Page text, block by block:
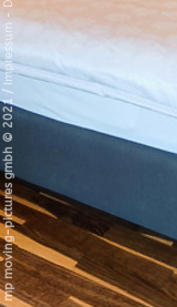
mp moving-pictures gmbh © 2021
/
Impressum
-